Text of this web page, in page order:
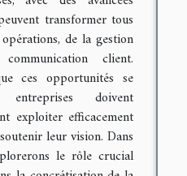
transformer tous
de la gestion
client.
ces opportunités se
doivent
exploiter efficacement
leur vision. Dans
le rôle crucial